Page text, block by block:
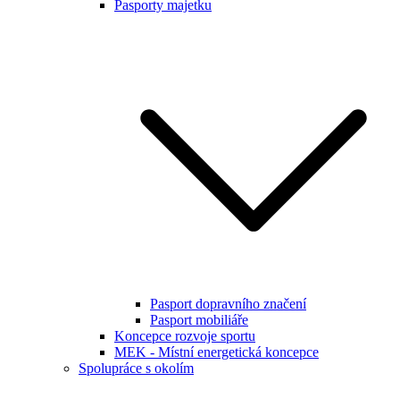
Pasporty majetku
Pasport dopravního značení
Pasport mobiliáře
Koncepce rozvoje sportu
MEK - Místní energetická koncepce
Spolupráce s okolím